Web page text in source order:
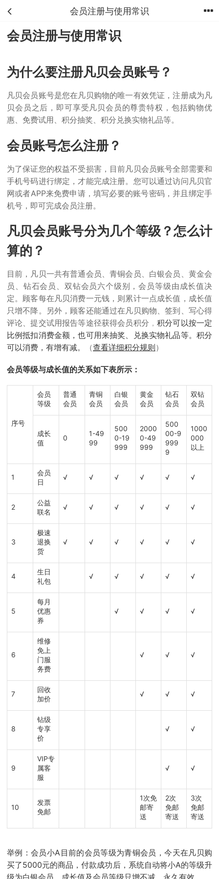
会员注册与使用常识
会员注册与使用常识
为什么要注册凡贝会员账号？
凡贝会员账号是您在凡贝购物的唯一有效凭证，注册成为凡
贝会员之后，即可享受凡贝会员的尊贵特权，包括购物优
惠、免费试用、积分抽奖、积分兑换实物礼品等。
会员账号怎么注册？
为了保证您的权益不受损害，目前凡贝会员账号全部需要和
手机号码进行绑定，才能完成注册。您可以通过访问凡贝官
网或者APP来免费申请，填写必要的账号密码，并且绑定手
机号，即可完成会员注册。
凡贝会员账号分为几个等级？怎么计
算的？
目前，凡贝一共有普通会员、青铜会员、白银会员、黄金会
员、钻石会员、双钻会员六个级别，会员等级由成长值决
定。顾客每在凡贝消费一元钱，则累计一点成长值，成长值
只增不降。另外，顾客还能通过在凡贝购物、签到、写心得
评论、提交试用报告等途径获得会员积分 ，积分可以按一定
比例抵扣消费金额，也可用来抽奖、兑换实物礼品等。积分
可以消费，有增有减。
（查看详细积分规则）
会员等级与成长值的关系如下表所示：
序号
会员
等级
普通
会员
青铜
会员
白银
会员
黄金
会员
钻石
会员
双钻
会员
成长
值
0
1-49
99
500
0-19
999
2000
0-49
999
500
00-9
999
9
1000
000
以上
1
会员
日
√ √ √ √ √ √
2
公益
联名
√ √ √ √ √ √
3
极速
退换
货
√ √ √ √ √ √
4
生日
礼包
√ √ √ √ √
5
每月
优惠
券
√ √ √ √
6
维修
免上
门服
务费
√ √ √
7
回收
加价
√ √ √
8
钻级
专享
价
√ √
9
VIP专
属客
服
√ √
10
发票
免邮
1次免
邮寄
送
2次
免邮
寄送
3次
免邮
寄送
举例：会员小A目前的会员等级为青铜会员，今天在凡贝购
买了5000元的商品，付款成功后，系统自动将小A的等级升
级为白银会员。成长值及会员等级只增不减，永久有效。